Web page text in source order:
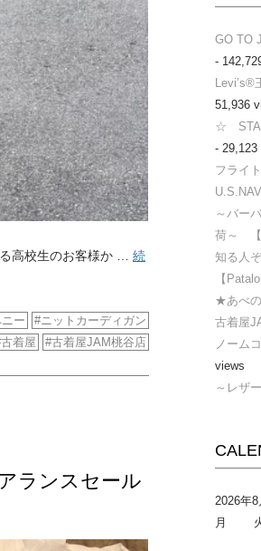
高校生のお客様か … 続
ー
ニットカーディガン
古着屋 古着屋JAM桃谷店
ランスセール
GO TO
-
Levi’s®
51,936
☆
- 29,123
フライ
～バー
荷～ 【
知る人
【
★あべ
古着屋
ノーム
views
～レザ
2026年8
月